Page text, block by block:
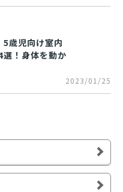
5歳児向け室内
！身体を動か
2023/01/25